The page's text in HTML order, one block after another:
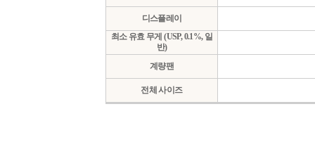
디스플레이
최소 유효 무게 (USP, 0.1%, 일
반)
계량팬
전체 사이즈